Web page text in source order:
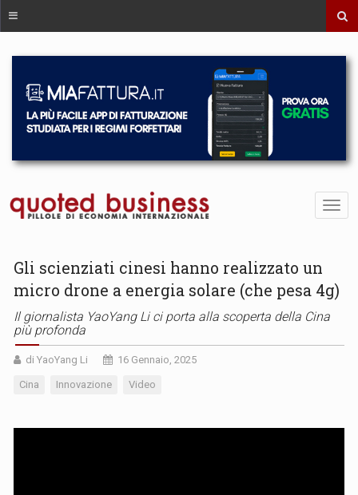
Gli scienziati cinesi hanno realizzato un
micro drone a energia solare (che pesa 4g)
Il giornalista YaoYang Li ci porta alla scoperta della Cina
più profonda
di YaoYang Li 16 Gennaio, 2025
Cina Innovazione Video